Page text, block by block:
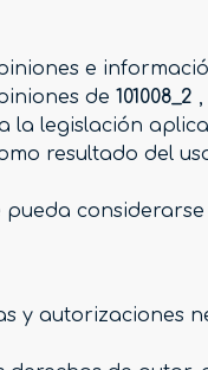
e
de 101008_2
la legislación
resultado del
pueda
y autorizaciones